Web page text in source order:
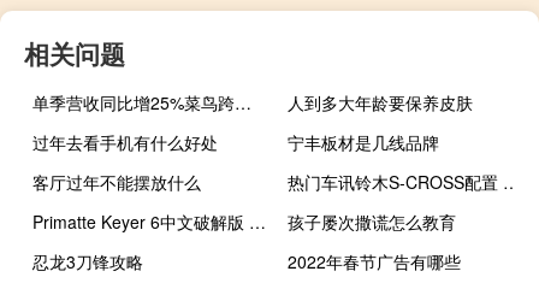
相关问题
单季营收同比增25%菜鸟跨境物流布局进入收获期 到底什么情况嘞
人到多大年龄要保养皮肤
过年去看手机有什么好处
宁丰板材是几线品牌
客厅过年不能摆放什么
热门车讯铃木S-CROSS配置 将11月20日上市/12万起
Primatte Keyer 6中文破解版 V6.0.1 免费版（Primatte Keyer 6中文破解版 V6.0.1 免费版功能简介）
孩子屡次撒谎怎么教育
忍龙3刀锋攻略
2022年春节广告有哪些